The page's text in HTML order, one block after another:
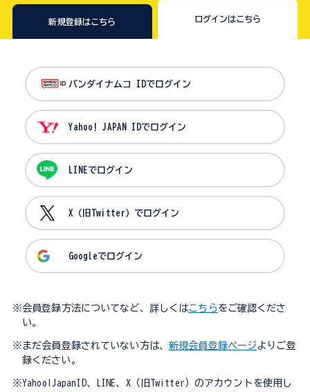
新規登録はこちら ログインはこちら
バンダイナムコ IDでログイン
Yahoo! JAPAN IDでログイン
LINEでログイン
X（旧Twitter）でログイン
Googleでログイン
※会員登録方法についてなど、詳しくはこちら をご確認くださ
い。
※まだ会員登録されていない方は、 新規会員登録ページ よりご登
録ください。
※Yahoo!JapanID、LINE、X（旧Twitter）のアカウントを使用し